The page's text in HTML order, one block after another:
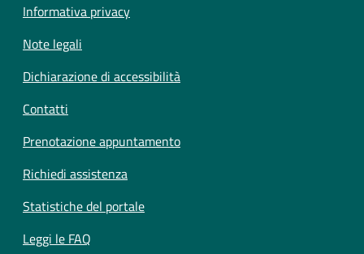
Informativa privacy
Note legali
Dichiarazione di accessibilità
Contatti
Prenotazione appuntamento
Richiedi assistenza
Statistiche del portale
Leggi le FAQ